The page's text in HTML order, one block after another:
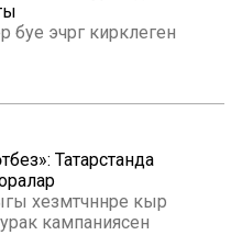
эчәргә кирәклеген
Татарстанда
хезмәтчәннәре кыр
кампаниясенә